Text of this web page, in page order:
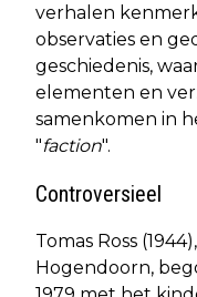
verhalen
observaties en
geschiedenis,
elementen en
samenkomen in
"faction".
Controversieel
Tomas Ross
Hogendoorn,